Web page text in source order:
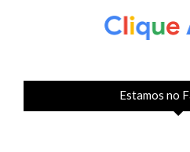
Estamos no